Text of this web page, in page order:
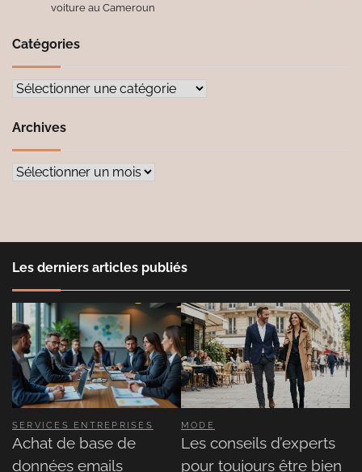
voiture au Cameroun
Catégories
Catégories
Archives
Archives
Les derniers articles publiés
SERVICES ENTREPRISES
Achat de base de
données emails
MODE
Les conseils d’experts
pour toujours être bien